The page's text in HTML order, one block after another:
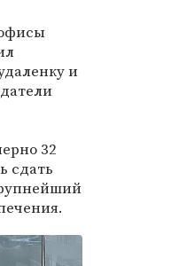
и
32
сдать